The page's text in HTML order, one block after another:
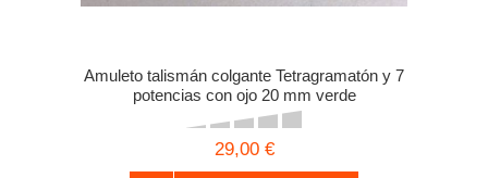
Amuleto talismán colgante Tetragramatón y 7
potencias con ojo 20 mm verde
29,00 €